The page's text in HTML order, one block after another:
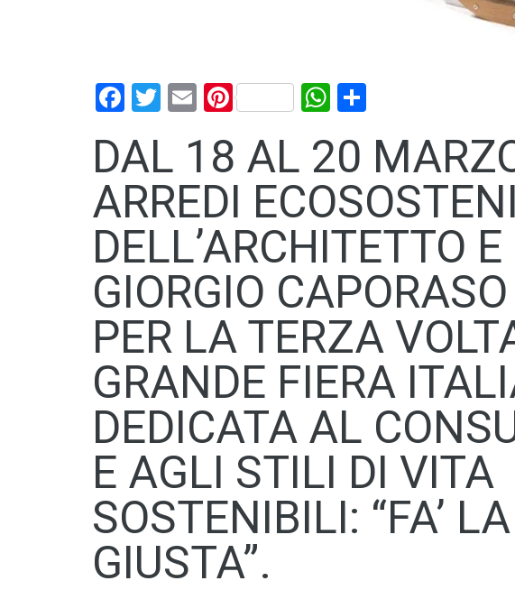
Facebook
Twitter
EmailPinterestWhatsApp
DAL 18 AL 20
ARREDI
DELL’ARCHITETTO
GIORGIO
PER LA TERZA
GRANDE FIERA
DEDICATA AL
E AGLI STILI DI VITA
SOSTENIBILI: “FA’
GIUSTA”.